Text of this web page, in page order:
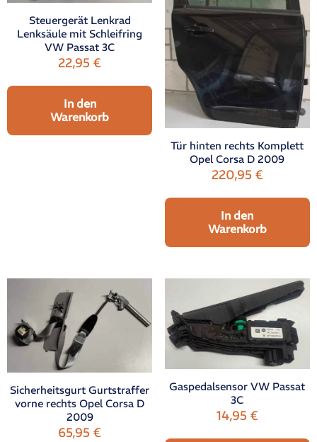
Steuergerät Lenkrad
Lenksäule mit Schleifring
VW Passat 3C
22,95€
In den
Warenkorb
Tür hinten rechts Komplett
Opel Corsa D 2009
220,95 €
In den
Warenkorb
Sicherheitsgurt Gurtstraffer
vorne rechts Opel Corsa D
2009
65,95€
Gaspedalsensor VW Passat
3C
14,95 €